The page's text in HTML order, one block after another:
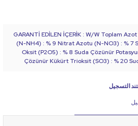
GARANTİ EDİLEN İÇERİK : W/W Toplam
(N-NH4) : % 9 Nitrat Azotu (N-NO3) : % 7
Oksit (P2O5) : % 8 Suda Çözünür
Çözünür Kükürt Trioksit (SO3) : % 20
التسجيل